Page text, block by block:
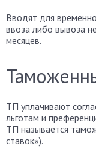
Вводят для
ввоза либо вывоза
месяцев.
ТП уплачивают
льготам и
ТП называется
ставок»).